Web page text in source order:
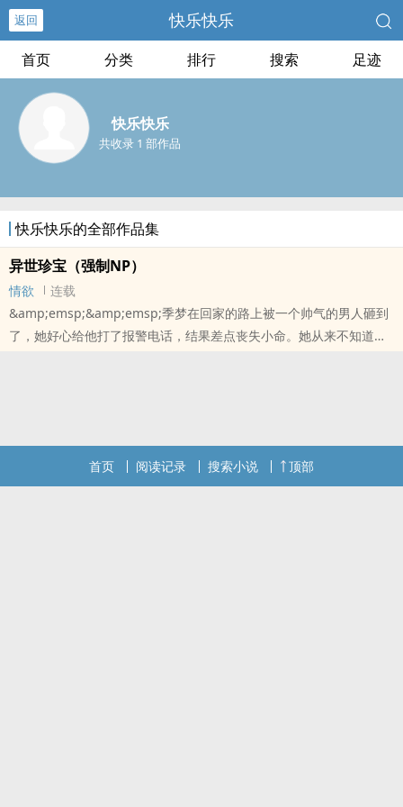
返回 快乐快乐
首页 分类 排行 搜索 足迹
快乐快乐
共收录 1 部作品
快乐快乐的全部作品集
异世珍宝（强制NP）
情欲
连载
&amp;emsp;&amp;emsp;季梦在回家的路上被一个帅气的男人砸到
了，她好心给他打了报警电话，结果差点丧失小命。她从来不知道，
本站提示：各位书友要是觉得《异世珍宝（强制NP）》还不错的话请
不要忘记向您QQ群和微博里的朋友推荐哦！
首页 阅读记录 搜索小说 顶部